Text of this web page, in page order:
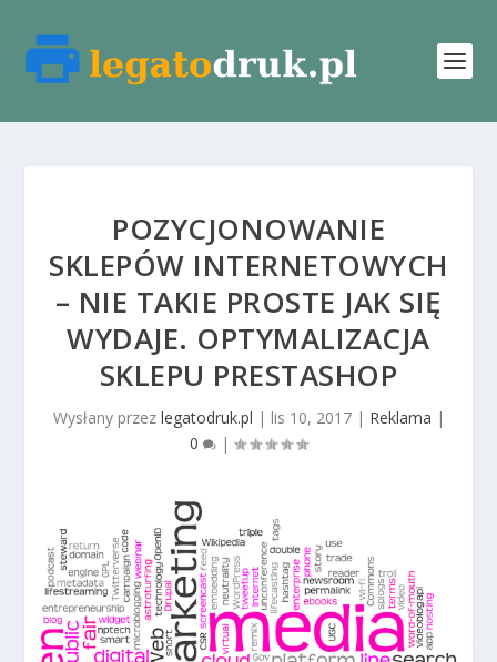
POZYCJONOWANIE
SKLEPÓW INTERNETOWYCH
– NIE TAKIE PROSTE JAK SIĘ
WYDAJE. OPTYMALIZACJA
SKLEPU PRESTASHOP
Wysłany przez legatodruk.pl | lis 10, 2017| Reklama |
0
|